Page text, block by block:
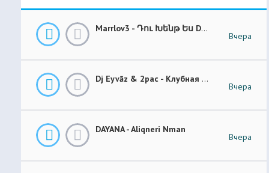
Marrlov3 - Դու Խենթ Ես Du Khent Es COVER
Вчера
Dj Eyvāz & 2pac - Клубная Музыка “ Luxury Money “ Club Remix (BASS BOOSTED)
Вчера
DAYANA - Aliqneri Nman
Вчера